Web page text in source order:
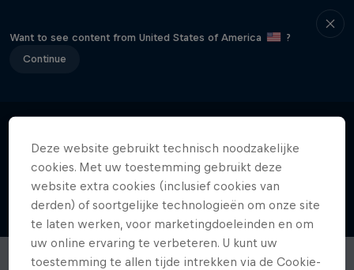
Want to see content from United States of America
?
Continue
Deze website gebruikt technisch noodzakelijke
cookies. Met uw toestemming gebruikt deze
website extra cookies (inclusief cookies van
derden) of soortgelijke technologieën om onze site
te laten werken, voor marketingdoeleinden en om
uw online ervaring te verbeteren. U kunt uw
toestemming te allen tijde intrekken via de Cookie-